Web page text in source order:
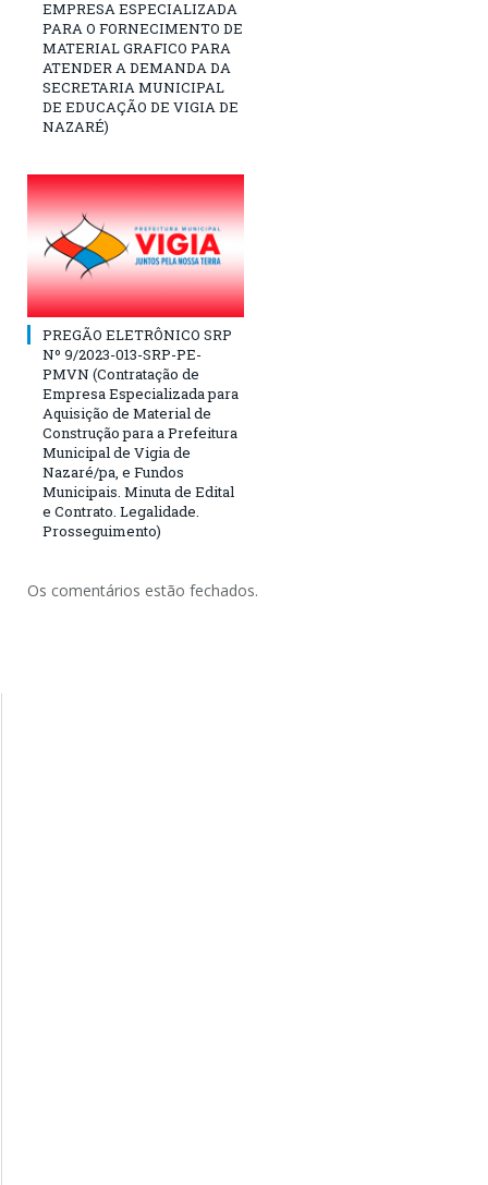
EMPRESA ESPECIALIZADA
PARA O FORNECIMENTO DE
MATERIAL GRAFICO PARA
ATENDER A DEMANDA DA
SECRETARIA MUNICIPAL
DE EDUCAÇÃO DE VIGIA DE
NAZARÉ)
PREGÃO ELETRÔNICO SRP
Nº 9/2023-013-SRP-PE-
PMVN (Contratação de
Empresa Especializada para
Aquisição de Material de
Construção para a Prefeitura
Municipal de Vigia de
Nazaré/pa, e Fundos
Municipais. Minuta de Edital
e Contrato. Legalidade.
Prosseguimento)
Os comentários estão fechados.